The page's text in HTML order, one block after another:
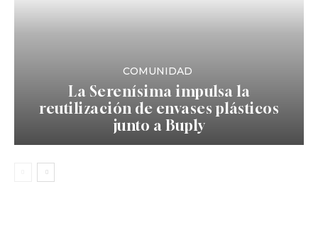
COMUNIDAD
La Serenísima impulsa la
reutilización de envases plásticos
junto a Buply